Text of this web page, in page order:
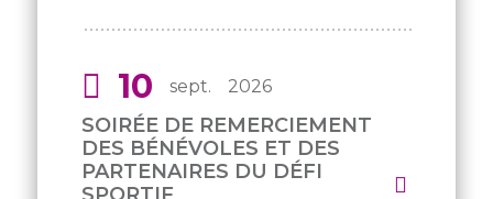
10 sept. 2026
SOIRÉE DE REMERCIEMENT
DES BÉNÉVOLES ET DES
PARTENAIRES DU DÉFI